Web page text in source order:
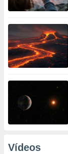
Vídeos